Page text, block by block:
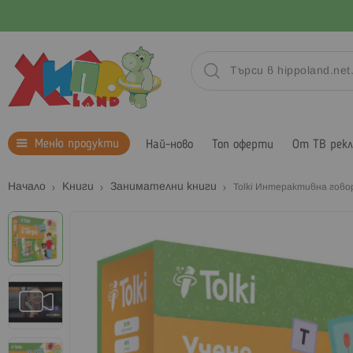
Меню продукти Най-ново Топ оферти От ТВ
Начало Книги Занимателни книги Tolki Интерактивна
Преминете
към
края
на
галерията
на
изображенията